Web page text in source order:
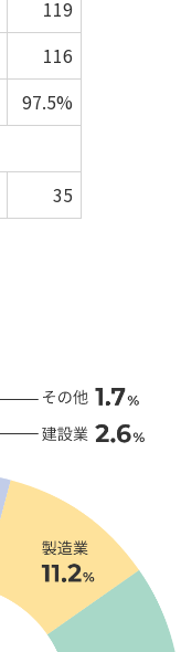
119
116
97.5%
35